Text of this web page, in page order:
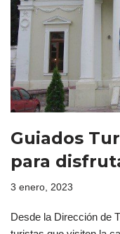
Guiados
para
3 enero, 2023
Desde la Dirección de